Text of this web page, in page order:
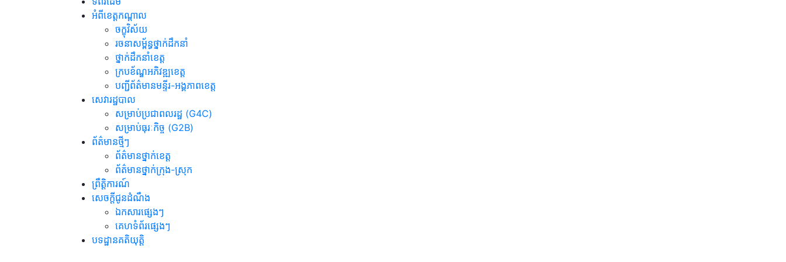
អំពីខេត្តកណ្តាល
ចក្ខុវិស័យ
រចនាសម្ព័ន្ធថ្នាក់ដឹកនាំ
ថ្នាក់ដឹកនាំខេត្ត
ក្របខ័ណ្ឌអភិវឌ្ឍខេត្ត
បញ្ជីព័ត៌មានមន្ទីរ-អង្គភាពខេត្ត
សេវារដ្ឋបាល
សម្រាប់ប្រជាពលរដ្ឋ (G4C)
សម្រាប់ធុរៈកិច្ច (G2B)
ព័ត៌មានថ្មីៗ
ព័ត៌មានថ្នាក់ខេត្ត
ព័ត៌មានថ្នាក់ក្រុង-ស្រុក
ព្រឹត្តិការណ៍
សេចក្តីជូនដំណឹង
ឯកសារផ្សេងៗ
គេហទំព័រផ្សេងៗ
បទដ្ឋានគតិយុត្តិ